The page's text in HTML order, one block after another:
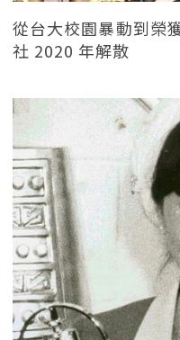
從台大校園暴動到榮
社 2020 年解散